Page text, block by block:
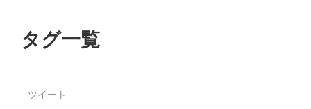
タグ一覧
ツイート